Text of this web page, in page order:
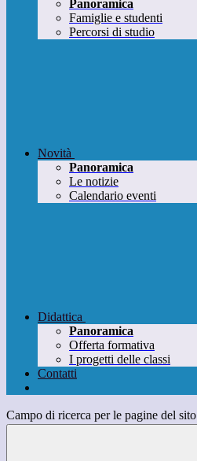
Panoramica
Famiglie e studenti
Percorsi di studio
Novità
Panoramica
Le notizie
Calendario eventi
Didattica
Panoramica
Offerta formativa
I progetti delle classi
Contatti
Campo di ricerca per le pagine del sito